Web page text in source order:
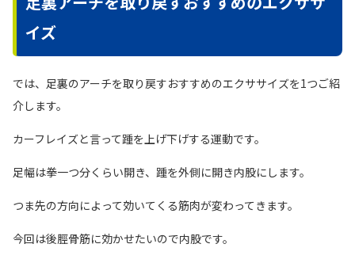
イズ
では、足裏のアーチを取り戻すおすすめのエクササイズを1つご紹
介します。
カーフレイズと言って踵を上げ下げする運動です。
足幅は拳一つ分くらい開き、踵を外側に開き内股にします。
つま先の方向によって効いてくる筋肉が変わってきます。
今回は後脛骨筋に効かせたいので内股です。